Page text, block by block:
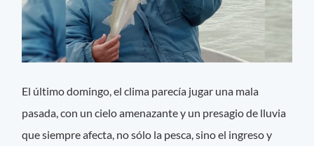
El último domingo, el clima parecía jugar una mala
pasada, con un cielo amenazante y un presagio de lluvia
que siempre afecta, no sólo la pesca, sino el ingreso y